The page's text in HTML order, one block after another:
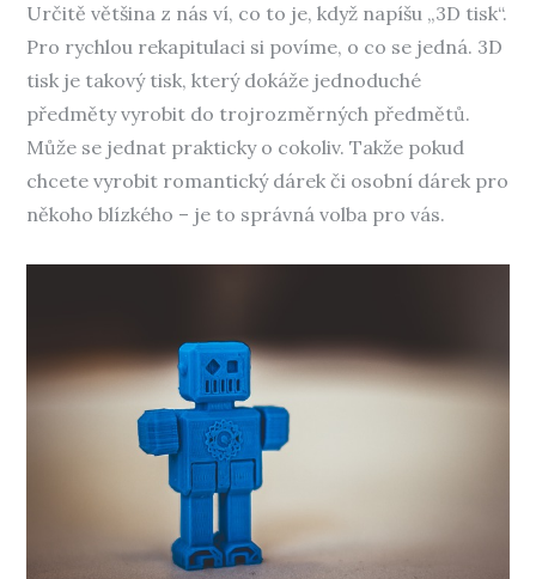
Určitě většina z nás ví, co to je, když napíšu „3D tisk“.
Pro rychlou rekapitulaci si povíme, o co se jedná. 3D
tisk je takový tisk, který dokáže jednoduché
předměty vyrobit do trojrozměrných předmětů.
Může se jednat prakticky o cokoliv. Takže pokud
chcete vyrobit romantický dárek či osobní dárek pro
někoho blízkého – je to správná volba pro vás.